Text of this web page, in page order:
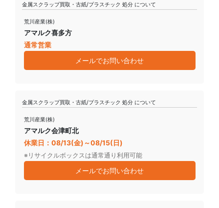
金属スクラップ買取・古紙/プラスチック 処分 について
荒川産業(株)
アマルク喜多方
通常営業
メールでお問い合わせ
金属スクラップ買取・古紙/プラスチック 処分 について
荒川産業(株)
アマルク会津町北
休業日：08/13(金)～08/15(日)
※リサイクルボックスは通常通り利用可能
メールでお問い合わせ